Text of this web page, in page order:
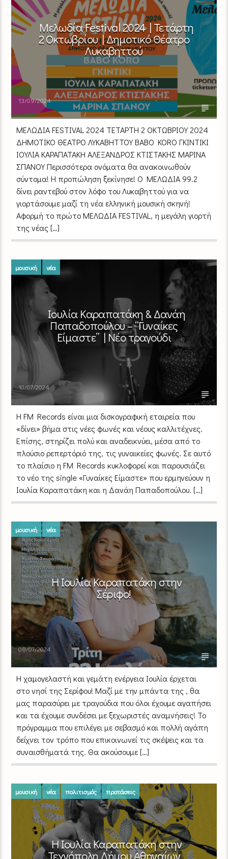
Μελωδία Festival 2024 | Τετάρτη
2 Οκτωβρίου | Δημοτικό Θέατρο
Λυκαβηττού
13/09/2024
ΜΕΛΩΔΙΑ FESTIVAL 2024 ΤΕΤΑΡΤΗ 2 ΟΚΤΩΒΡΙΟΥ 2024
ΔΗΜΟΤΙΚΟ ΘΕΑΤΡΟ ΛΥΚΑΒΗΤΤΟΥ BABO KORO ΓΚΙΝΤΙΚΙ
ΙΟΥΛΙΑ ΚΑΡΑΠΑΤΑΚΗ ΑΛΕΞΑΝΔΡΟΣ ΚΤΙΣΤΑΚΗΣ ΜΑΡΙΝΑ
ΣΠΑΝΟΥ Περισσότερα ονόματα θα ανακοινωθούν
σύντομα! H προπώληση ξεκίνησε! O MΕΛΩΔΙΑ 99.2
δίνει ραντεβού στον λόφο του Λυκαβηττού για να
γιορτάσουμε μαζί τη νέα ελληνική μουσική σκηνή!
Αφορμή το πρώτο ΜΕΛΩΔΙΑ FESTIVAL, η μεγάλη γιορτή
της νέας […]
μουσική νέα
Ιουλία Καραπατάκη & Δανάη
Παπαδοπούλου – “Γυναίκες
Είμαστε” | Νέο τραγούδι
10/07/2024
Η FM Records είναι μια δισκογραφική εταιρεία που
«δίνει» βήμα στις νέες φωνές και νέους καλλιτέχνες.
Επίσης, στηρίζει πολύ και αναδεικνύει, μέσα από το
πλούσιο ρεπερτόριό της, τις γυναικείες φωνές. Σε αυτό
το πλαίσιο η FM Records κυκλοφορεί και παρουσιάζει
το νέο της single «Γυναίκες Είμαστε» που ερμηνεύουν η
Ιουλία Καραπατάκη και η Δανάη Παπαδοπούλου. […]
μουσική νέα
Η Ιουλία Καραπατάκη στην
Σέριφο!
08/07/2024
Η χαμογελαστή και γεμάτη ενέργεια Ιουλία έρχεται
στο νησί της Σερίφου! Μαζί με την μπάντα της , θα
μας παρασύρει με τραγούδια που όλοι έχουμε αγαπήσει
και τα έχουμε συνδέσει με ξεχωριστές αναμνήσεις! Το
πρόγραμμα που επιλέγει με σεβασμό και πολλή αγάπη
δείχνει τον τρόπο που επικοινωνεί τις σκέψεις και τα
συναισθήματά της. Θα ακούσουμε […]
μουσική νέα πολιτισμός προτάσεις
Η Ιουλία Καραπατάκη στην
Τεχνόπολη Δήμου Αθηναίων